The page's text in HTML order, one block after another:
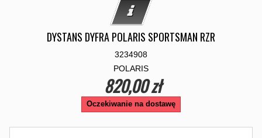
DYSTANS DYFRA POLARIS SPORTSMAN RZR
3234908
POLARIS
820,00 zł
Oczekiwanie na dostawę